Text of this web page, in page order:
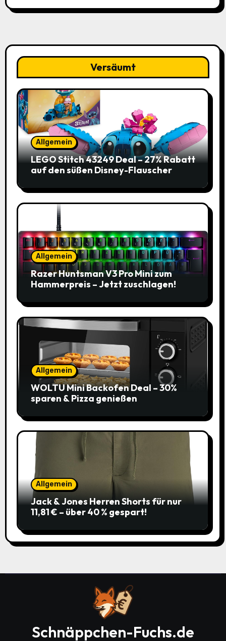
Versäumt
Allgemein
LEGO Stitch 43249 Deal – 27% Rabatt
auf den süßen Disney-Flauscher
Allgemein
Razer Huntsman V3 Pro Mini zum
Hammerpreis – Jetzt zuschlagen!
Allgemein
WOLTU Mini Backofen Deal – 30%
sparen & Pizza genießen
Allgemein
Jack & Jones Herren Shorts für nur
11,81 € – über 40 % gespart!
Schnäppchen-Fuchs.de